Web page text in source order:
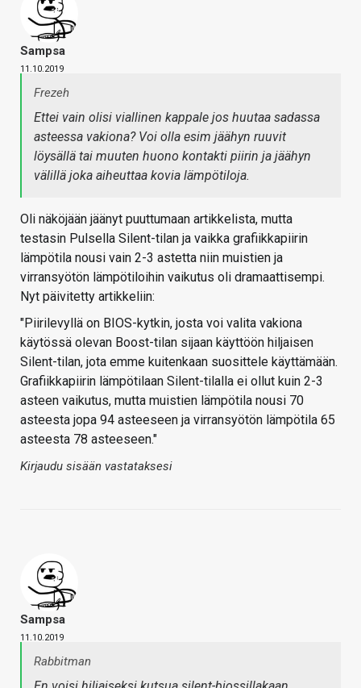
Sampsa
11.10.2019
Frezeh
Ettei vain olisi viallinen kappale jos huutaa sadassa
asteessa vakiona? Voi olla esim jäähyn ruuvit
löysällä tai muuten huono kontakti piirin ja jäähyn
välillä joka aiheuttaa kovia lämpötiloja.
Oli näköjään jäänyt puuttumaan artikkelista, mutta
testasin Pulsella Silent-tilan ja vaikka grafiikkapiirin
lämpötila nousi vain 2-3 astetta niin muistien ja
virransyötön lämpötiloihin vaikutus oli dramaattisempi.
Nyt päivitetty artikkeliin:
"Piirilevyllä on BIOS-kytkin, josta voi valita vakiona
käytössä olevan Boost-tilan sijaan käyttöön hiljaisen
Silent-tilan, jota emme kuitenkaan suosittele käyttämään.
Grafiikkapiirin lämpötilaan Silent-tilalla ei ollut kuin 2-3
asteen vaikutus, mutta muistien lämpötila nousi 70
asteesta jopa 94 asteeseen ja virransyötön lämpötila 65
asteesta 78 asteeseen."
Kirjaudu sisään vastataksesi
Sampsa
11.10.2019
Rabbitman